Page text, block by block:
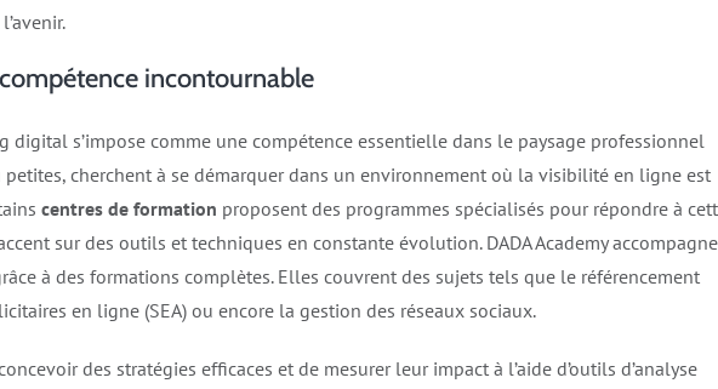
incontournable
digital s’impose comme une compétence essentielle dans le paysage professionnel
petites, cherchent à se démarquer dans un environnement où la visibilité en ligne est
centres de formation proposent des programmes spécialisés pour répondre à
sur des outils et techniques en constante évolution. DADA Academy accompagne
à des formations complètes. Elles couvrent des sujets tels que le référencement
en ligne (SEA) ou encore la gestion des réseaux sociaux.
des stratégies efficaces et de mesurer leur impact à l’aide d’outils d’analyse